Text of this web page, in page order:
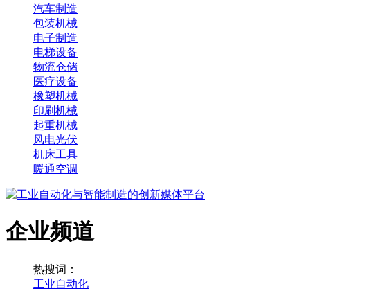
汽车制造
包装机械
电子制造
电梯设备
物流仓储
医疗设备
橡塑机械
印刷机械
起重机械
风电光伏
机床工具
暖通空调
企业频道
热搜词：
工业自动化